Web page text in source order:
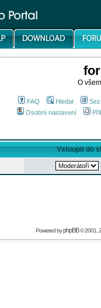
O
FAQ Hledat
Osobní nastavení
Vstoupit do
Powered byphpBB© 2001,